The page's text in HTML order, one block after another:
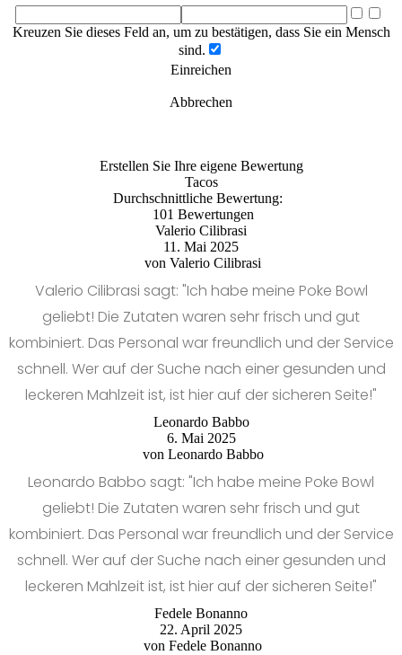
Kreuzen Sie dieses Feld an, um zu bestätigen, dass Sie ein Mensch
sind.
Einreichen
Abbrechen
Erstellen Sie Ihre eigene Bewertung
Tacos
Durchschnittliche Bewertung:
101 Bewertungen
Valerio Cilibrasi
11. Mai 2025
von Valerio Cilibrasi
Valerio Cilibrasi sagt: "Ich habe meine Poke Bowl
geliebt! Die Zutaten waren sehr frisch und gut
kombiniert. Das Personal war freundlich und der Service
schnell. Wer auf der Suche nach einer gesunden und
leckeren Mahlzeit ist, ist hier auf der sicheren Seite!"
Leonardo Babbo
6. Mai 2025
von Leonardo Babbo
Leonardo Babbo sagt: "Ich habe meine Poke Bowl
geliebt! Die Zutaten waren sehr frisch und gut
kombiniert. Das Personal war freundlich und der Service
schnell. Wer auf der Suche nach einer gesunden und
leckeren Mahlzeit ist, ist hier auf der sicheren Seite!"
Fedele Bonanno
22. April 2025
von Fedele Bonanno